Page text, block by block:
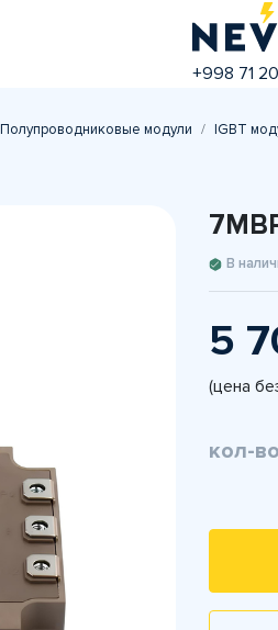
+998 71
Полупроводниковые модули IGBT
В
5
(цена
кол-во